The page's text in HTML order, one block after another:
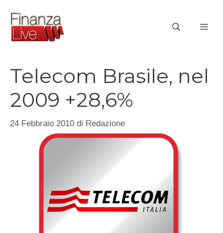
contenuto
Telecom Brasile, nel
2009 +28,6%
24 Febbraio 2010 di Redazione